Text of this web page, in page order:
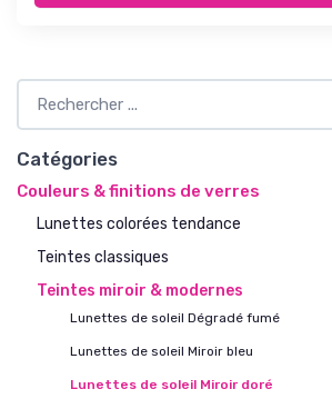
Catégories
Couleurs & finitions de verres
Lunettes colorées tendance
Teintes classiques
Teintes miroir & modernes
Lunettes de soleil Dégradé fumé
Lunettes de soleil Miroir bleu
Lunettes de soleil Miroir doré